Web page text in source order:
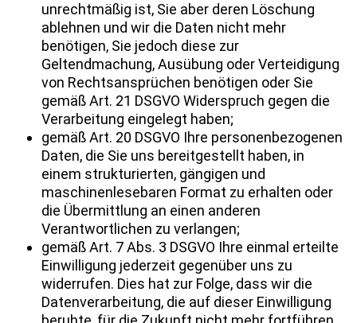
unrechtmäßig ist, Sie aber deren Löschung
ablehnen und wir die Daten nicht mehr
benötigen, Sie jedoch diese zur
Geltendmachung, Ausübung oder Verteidigung
von Rechtsansprüchen benötigen oder Sie
gemäß Art. 21 DSGVO Widerspruch gegen die
Verarbeitung eingelegt haben;
gemäß Art. 20 DSGVO Ihre personenbezogenen
Daten, die Sie uns bereitgestellt haben, in
einem strukturierten, gängigen und
maschinenlesebaren Format zu erhalten oder
die Übermittlung an einen anderen
Verantwortlichen zu verlangen;
gemäß Art. 7 Abs. 3 DSGVO Ihre einmal erteilte
Einwilligung jederzeit gegenüber uns zu
widerrufen. Dies hat zur Folge, dass wir die
Datenverarbeitung, die auf dieser Einwilligung